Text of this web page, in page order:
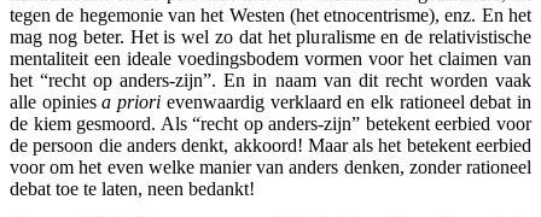
tegen de hegemonie van het Westen (het etnocentrisme), enz. En het
mag nog beter. Het is wel zo dat het pluralisme en de relativistische
mentaliteit een ideale voedingsbodem vormen voor het claimen van
het “recht op anders-zijn”. En in naam van dit recht worden vaak
alle opiniesa priori evenwaardig verklaard en elk rationeel debat in
de kiem gesmoord. Als “recht op anders-zijn” betekent eerbied voor
de persoon die anders denkt, akkoord! Maar als het betekent eerbied
voor om het even welke manier van anders denken, zonder rationeel
debat toe te laten, neen bedankt!